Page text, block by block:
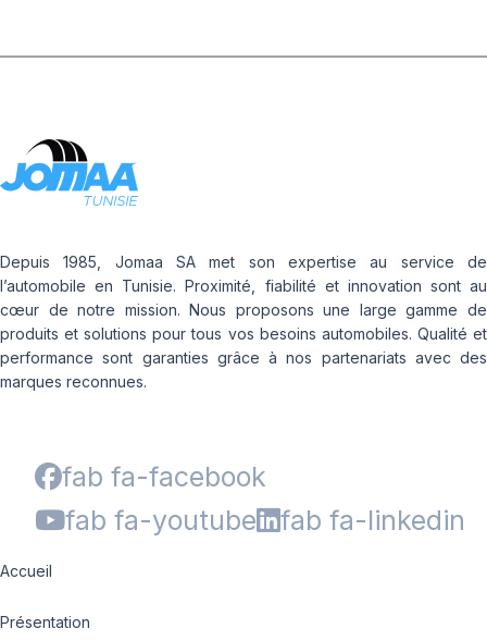
Depuis 1985, Jomaa SA met son expertise au service de
l’automobile en Tunisie. Proximité, fiabilité et innovation sont au
cœur de notre mission. Nous proposons une large gamme de
produits et solutions pour tous vos besoins automobiles. Qualité et
performance sont garanties grâce à nos partenariats avec des
marques reconnues.
fab fa-facebook
fab fa-youtube
fab fa-linkedin
Accueil
Présentation